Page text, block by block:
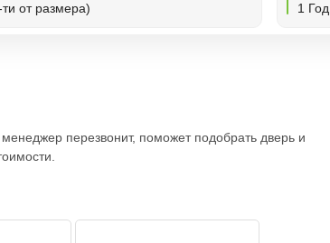
ти от размера) 1
перезвонит, поможет подобрать дверь и